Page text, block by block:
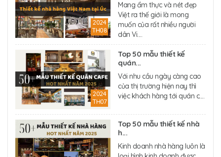
2024
TH08
Mang ẩm thực và nét đẹp
Việt ra thế giới là mong
muốn của rất nhiều người
dân Vi....
2024
TH07
Top 50 mẫu thiết kế
quán...
Với nhu cầu ngày càng cao
của thị trường hiện nay thì
việc khách hàng tới quán c....
Top 50 mẫu thiết kế nhà
h...
Kinh doanh nhà hàng luôn là